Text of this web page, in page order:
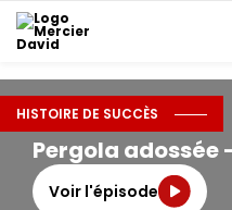
ÉPISODE - 04
Pergola
Voir l'épisode
HISTOIRE DE SUCCÈS